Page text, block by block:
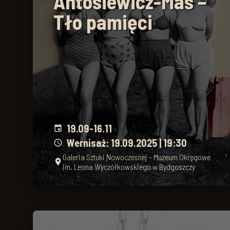
Tło pamięci
event 19.09-16.11
schedule Wernisaż: 19.09.2025 | 19:30
place Galeria Sztuki Nowoczesnej - Muzeum Okręgowe
im. Leona Wyczółkowskiego w Bydgoszczy